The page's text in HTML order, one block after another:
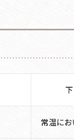
常温にお